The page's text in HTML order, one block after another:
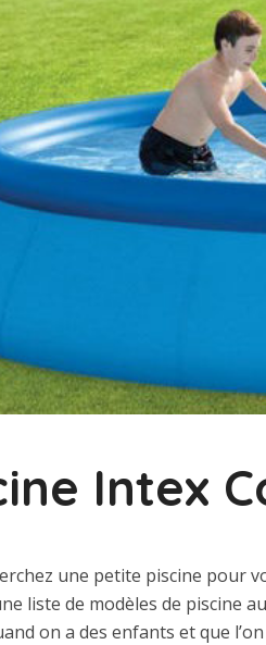
Intex
une petite piscine pour
liste de modèles de piscine
on a des enfants et que